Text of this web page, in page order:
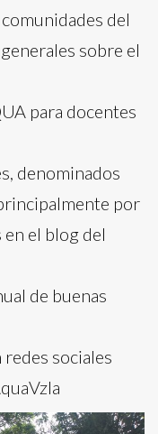
del
sobre el
para docentes
denominados
por
el blog del
de buenas
redes sociales